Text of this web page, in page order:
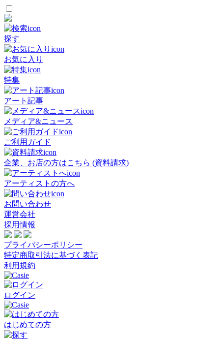
探す
お気に入り
特集
アート記事
メディア&ニュース
ご利用ガイド
企業、お店の方はこちら (資料請求)
アーティストの方へ
お問い合わせ
運営会社
採用情報
プライバシーポリシー
特定商取引法に基づく表記
利用規約
ログイン
はじめての方